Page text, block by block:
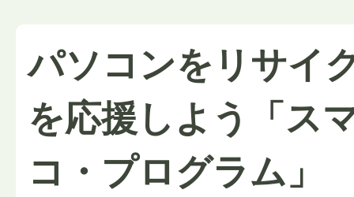
パソコンをリサイ
を応援しよう「ス
コ・プログラム」